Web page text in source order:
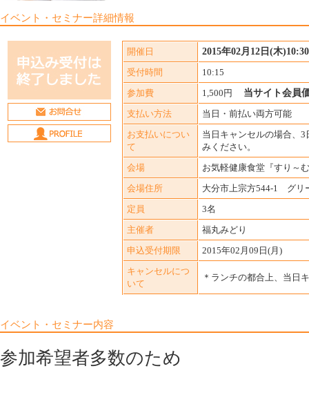
イベント・セミナー詳細情報
開催日
2015年02月12日(木
受付時間
10:15
参加費
1,500円 当サイト会員
支払い方法
当日・前払い両方可能
お支払いについ
て
当日キャンセルの場合、
みください。
会場
お気軽健康食堂『すり～
会場住所
大分市上宗方544-1 グリ
定員
3名
主催者
福丸みどり
申込受付期限
2015年02月09日(月)
キャンセルにつ
いて
＊ランチの都合上、当日
イベント・セミナー内容
参加希望者多数のため